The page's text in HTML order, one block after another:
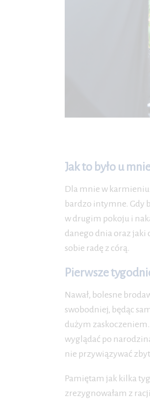
Jak to było u
Dla mnie w karmieniu
bardzo intymne. Gdy
w drugim pokoju i
danego dnia oraz jaki
sobie radę z córą.
Pierwsze
Nawał, bolesne
swobodniej, będąc
dużym
wyglądać po
nie przywiązywać
Pamiętam jak kilka
zrezygnowałam z